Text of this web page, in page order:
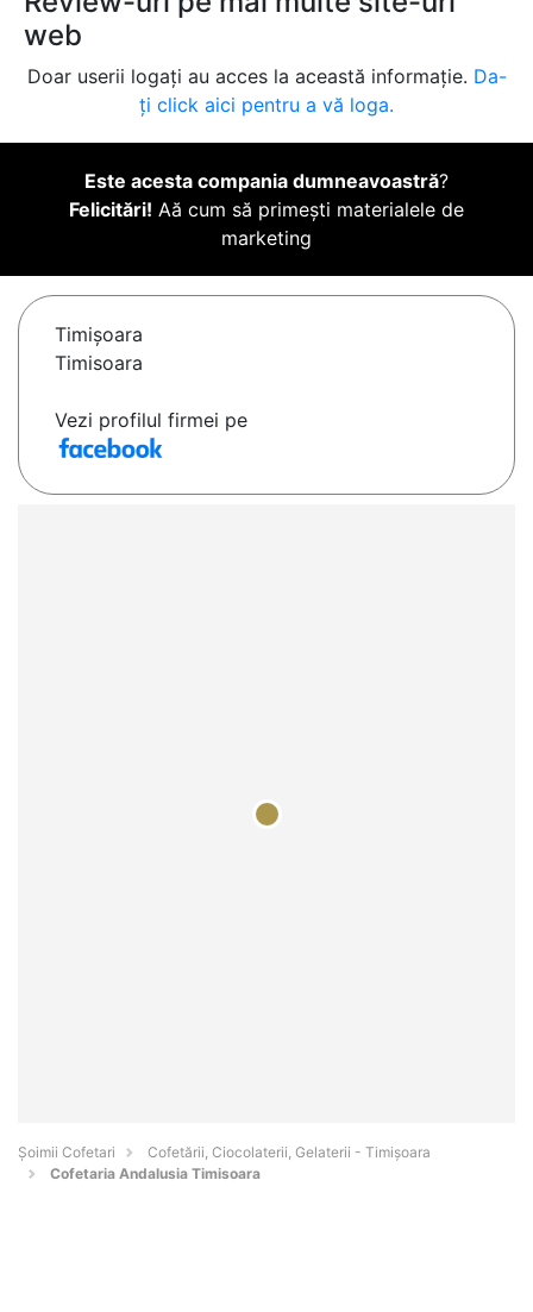
web
Doar userii logați au acces la această informație. Da-
ți click aici pentru a vă loga.
Este acesta compania dumneavoastră?
Felicitări! Aă cum să primești materialele de
marketing
Timişoara
Timisoara
Vezi profilul firmei pe
Șoimii Cofetari
Cofetării, Ciocolaterii, Gelaterii - Timişoara
Cofetaria Andalusia Timisoara